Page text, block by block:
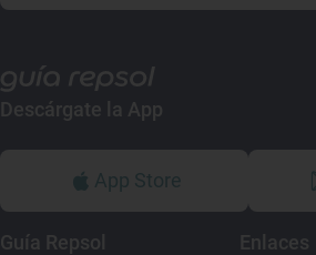
Descárgate la App
App Store
Guía Repsol Enlaces